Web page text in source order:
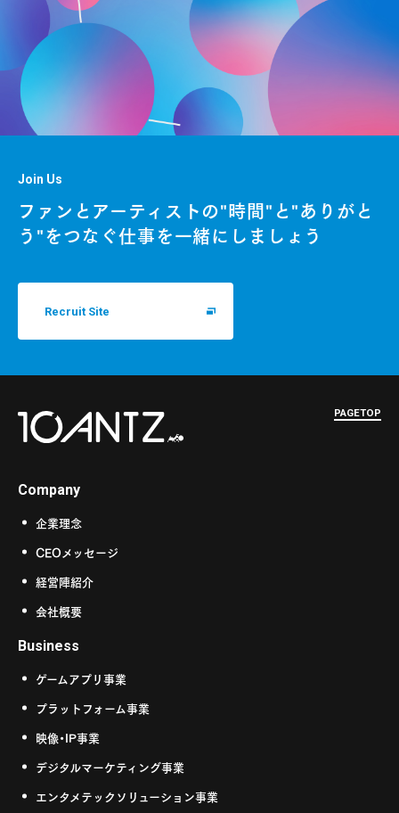
Join Us
ファンとアーティストの"時間"と"ありがと
う"をつなぐ仕事を一緒にしましょう
Recruit Site
Company
企業理念
CEOメッセージ
経営陣紹介
会社概要
Business
ゲームアプリ事業
プラットフォーム事業
映像・IP事業
デジタルマーケティング事業
エンタメテックソリューション事業
PAGETOP